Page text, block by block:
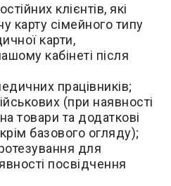
клієнтів, які
карту сімейного типу
карти,
кабінеті після
працівників;
(при наявності
товари та додаткові
базового огляду);
для
посвідчення